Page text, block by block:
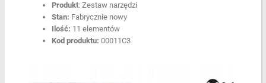
Produkt: Zestaw narzędzi
Stan: Fabrycznie nowy
Ilość: 11 elementów
Kod produktu: 00011C3